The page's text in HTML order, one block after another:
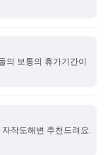
의 보통의 휴가기간이
작도해변 추천드려요.